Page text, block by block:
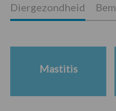
Diergezondheid
Mastitis